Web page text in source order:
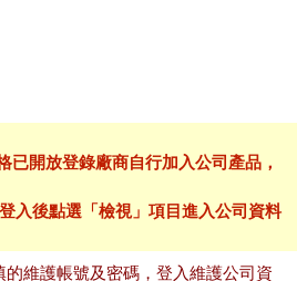
已開放登錄廠商自行加入公司產品，
入後點選「檢視」項目進入公司資料
維護帳號及密碼，登入維護公司資